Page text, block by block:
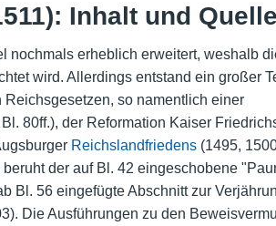
Inhalt und
nochmals erheblich erweitert, weshalb
wird. Allerdings entstand ein großer
so namentlich einer
80ff.), der Reformation Kaiser
Reichslandfriedens(1495,
der auf Bl. 42 eingeschobene
Bl. 56 eingefügte Abschnitt zur
Die Ausführungen zu den